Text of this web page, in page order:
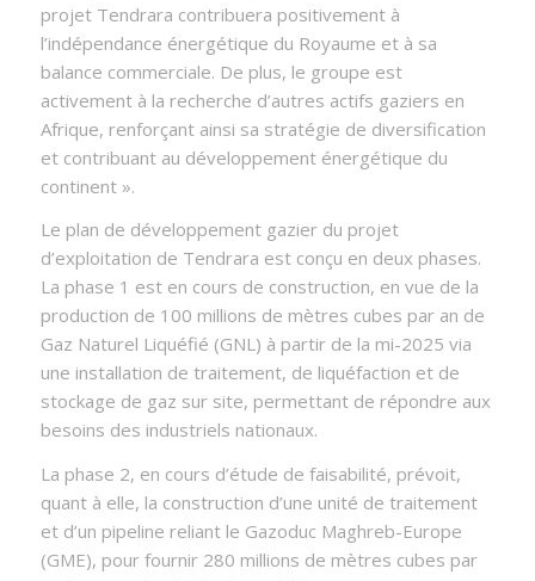
projet Tendrara contribuera positivement à
l’indépendance énergétique du Royaume et à sa
balance commerciale. De plus, le groupe est
activement à la recherche d’autres actifs gaziers en
Afrique, renforçant ainsi sa stratégie de diversification
et contribuant au développement énergétique du
continent ».
Le plan de développement gazier du projet
d’exploitation de Tendrara est conçu en deux phases.
La phase 1 est en cours de construction, en vue de la
production de 100 millions de mètres cubes par an de
Gaz Naturel Liquéfié (GNL) à partir de la mi-2025 via
une installation de traitement, de liquéfaction et de
stockage de gaz sur site, permettant de répondre aux
besoins des industriels nationaux.
La phase 2, en cours d’étude de faisabilité, prévoit,
quant à elle, la construction d’une unité de traitement
et d’un pipeline reliant le Gazoduc Maghreb-Europe
(GME), pour fournir 280 millions de mètres cubes par